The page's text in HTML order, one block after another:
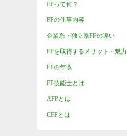
FPって何？
FPの仕事内容
企業系・独立系FPの違い
FPを取得するメリット・魅力
FPの年収
FP技能士とは
AFPとは
CFPとは